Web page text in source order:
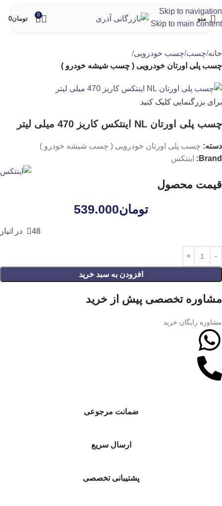
Skip to navigation
Skip to main content
منو
0
تومان0
خانه چسب چسب خودرویی
چسب پلی اورتان خودرویی ( چسب شیشه خودرو )
برای بزرگنمایی کلیک کنید
چسب پلی اورتان NL اینتکس کاریز 470 میلی لیتر
دسته: چسب پلی اورتان خودرویی ( چسب شیشه خودرو )
Brand:
اینتکس
قیمت محصول
تومان539.000
48 در انبار
افزودن به سبد خرید
مشاوره تخصصی پیش از خرید
مشاوره رایگان خرید
ضمانت مرجوعی
ارسال سریع
پشتیبانی تخصصی